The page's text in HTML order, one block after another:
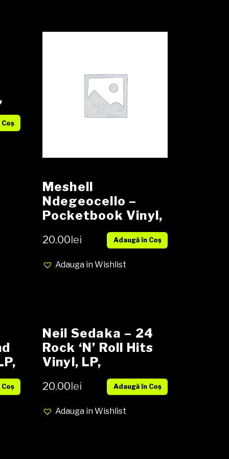
Meshell
Ndegeocello –
Pocketbook Vinyl,
12″, Promo, 33 ⅓
RPM media VG+
cover GENERIC
20.00lei Adaugă în Coș
Adauga in Wishlist
Neil Sedaka – 24
Rock ‘N’ Roll Hits
Vinyl, LP,
Compilation media
NM cover NM
20.00lei Adaugă în Coș
Adauga in Wishlist